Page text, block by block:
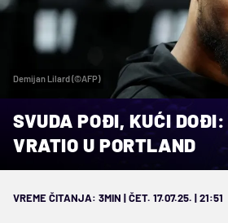
Demijan Lilard (©AFP)
SVUDA POĐI, KUĆI
VRATIO U PORTLAND
VREME ČITANJA: 3MIN | ČET. 17.07.25. | 21:51